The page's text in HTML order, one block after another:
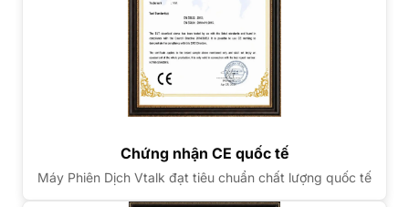
Chứng nhận CE quốc tế
Máy Phiên Dịch Vtalk đạt tiêu chuẩn chất lượng quốc tế